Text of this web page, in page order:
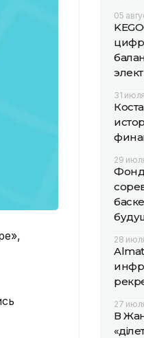
05
31
29
Фонд
28
27
В